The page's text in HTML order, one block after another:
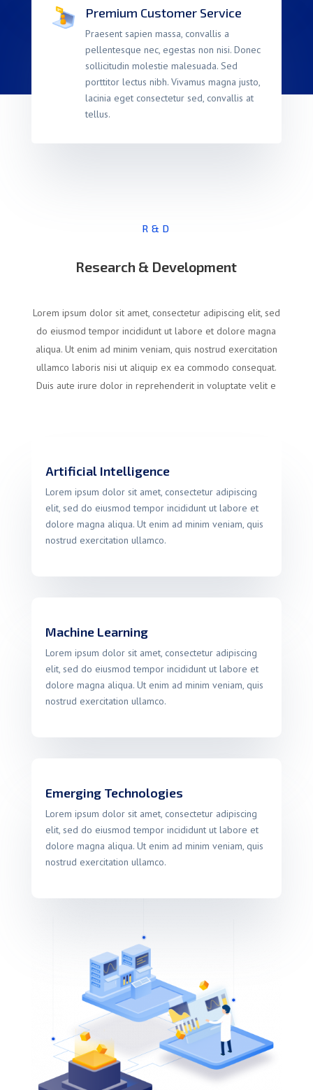
Premium Customer Service
Praesent sapien massa, convallis a
pellentesque nec, egestas non nisi. Donec
sollicitudin molestie malesuada. Sed
porttitor lectus nibh. Vivamus magna justo,
lacinia eget consectetur sed, convallis at
tellus.
R & D
Research & Development
Lorem ipsum dolor sit amet, consectetur adipiscing elit, sed
do eiusmod tempor incididunt ut labore et dolore magna
aliqua. Ut enim ad minim veniam, quis nostrud exercitation
ullamco laboris nisi ut aliquip ex ea commodo consequat.
Duis aute irure dolor in reprehenderit in voluptate velit e
Artificial Intelligence
Lorem ipsum dolor sit amet, consectetur adipiscing
elit, sed do eiusmod tempor incididunt ut labore et
dolore magna aliqua. Ut enim ad minim veniam, quis
nostrud exercitation ullamco.
Machine Learning
Lorem ipsum dolor sit amet, consectetur adipiscing
elit, sed do eiusmod tempor incididunt ut labore et
dolore magna aliqua. Ut enim ad minim veniam, quis
nostrud exercitation ullamco.
Emerging Technologies
Lorem ipsum dolor sit amet, consectetur adipiscing
elit, sed do eiusmod tempor incididunt ut labore et
dolore magna aliqua. Ut enim ad minim veniam, quis
nostrud exercitation ullamco.